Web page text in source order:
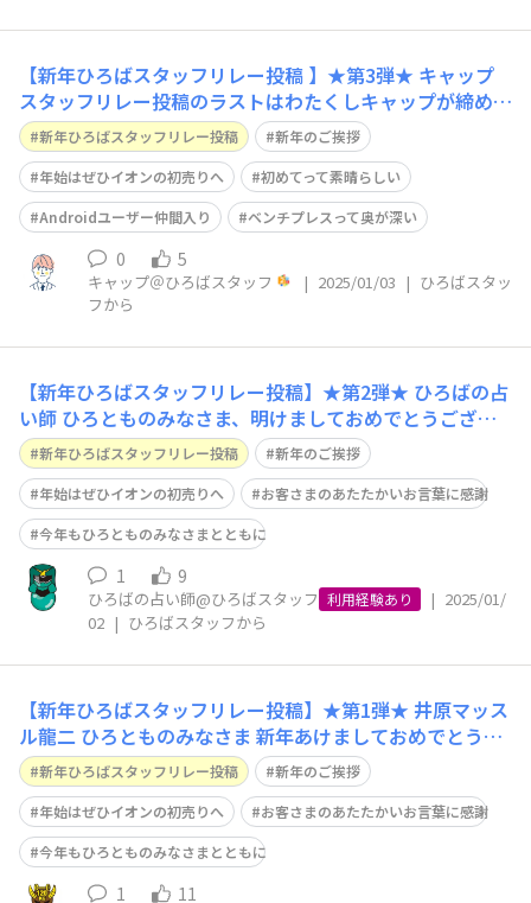
【新年ひろばスタッフリレー投稿 】★第3弾★ キャップ
スタッフリレー投稿のラストはわたくしキャップが締め括
りさせていただきます。 新年あけましておめでとうござ
います。 昨年は、イオンモバイルひろばをご利用いただ
き、誠にありがとうございました。本年もひろとものみな
さまにとって楽しめる企画や交流の
新年ひろばスタッフリレー投稿
新年のご挨拶
年始はぜひイオンの初売りへ
初めてって素晴らしい
Androidユーザー仲間入り
ベンチプレスって奥が深い
0 5
キャップ＠ひろばスタッフ | 2025/01/03 | ひろばスタッ
フから
【新年ひろばスタッフリレー投稿】★第2弾★ ひろばの占
い師 ひろとものみなさま、明けましておめでとうござい
ます。 旧年中は格別のご厚情をたまわり、誠にありがと
うございました。 今回の年末年始は非常に曜日まわりに
恵まれており、カレンダーどおりでお仕事されているかた
なら、12月27日から1月5日まで
新年ひろばスタッフリレー投稿
新年のご挨拶
年始はぜひイオンの初売りへ
お客さまのあたたかいお言葉に感謝
今年もひろとものみなさまとともに
1 9
ひろばの占い師@ひろばスタッフ 利用経験あり | 2025/01/
02 | ひろばスタッフから
【新年ひろばスタッフリレー投稿】★第1弾★ 井原マッス
ル龍二 ひろとものみなさま 新年あけましておめでとうご
ざいます！ また、旧年中は、「イオンモバイル」ならび
に「イオンモバイルひろば」に格別のご厚情をたまわり、
誠にありがとうございました。 さて、新年の抱負はもう
決まりになられましたでしょうか？
新年ひろばスタッフリレー投稿
新年のご挨拶
年始はぜひイオンの初売りへ
お客さまのあたたかいお言葉に感謝
今年もひろとものみなさまとともに
1 11